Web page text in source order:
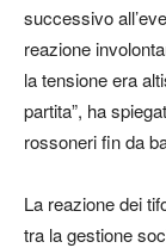
successivo
reazione
la tensione era
partita”, ha
rossoneri fin da
La reazione dei
tra la gestione